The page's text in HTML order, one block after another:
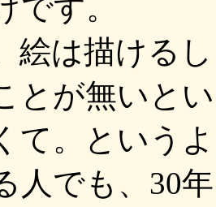
です。
は描ける
とが無いと
て。という
人でも、30